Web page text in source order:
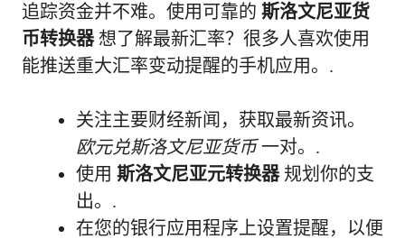
追踪资金并不难。使用可靠的 斯洛文尼亚货
币转换器想了解最新汇率？很多人喜欢使用
能推送重大汇率变动提醒的手机应用。.
关注主要财经新闻，获取最新资讯。
欧元兑斯洛文尼亚货币一对。.
使用 斯洛文尼亚元转换器规划你的支
出。.
在您的银行应用程序上设置提醒，以便